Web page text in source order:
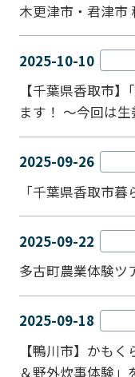
木更津市・君津市
2025-10-10
【千葉県香取市
ます！ ～今回は
2025-09-26
「千葉県香取市
2025-09-22
多古町農業体験
2025-09-18
【鴨川市】かも
＆野外炊事体験」